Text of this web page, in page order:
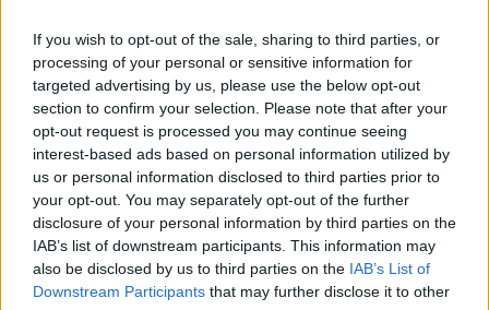
If you wish to opt-out of the sale, sharing to third parties, or
processing of your personal or sensitive information for
targeted advertising by us, please use the below opt-out
section to confirm your selection. Please note that after your
opt-out request is processed you may continue seeing
interest-based ads based on personal information utilized by
us or personal information disclosed to third parties prior to
your opt-out. You may separately opt-out of the further
disclosure of your personal information by third parties on the
IAB’s list of downstream participants. This information may
also be disclosed by us to third parties on the IAB’s List of
Downstream Participants that may further disclose it to other
Pozostały wątpliwości? Brakuje czegoś w haśle?
Zobacz, co zyskują abonenci Dobrego słownika.